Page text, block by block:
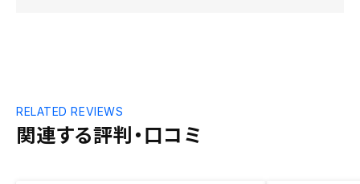
関連する評判・口コミ
RELATED REVIEWS